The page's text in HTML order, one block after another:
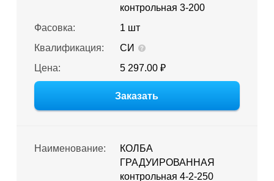
контрольная 3-200
Фасовка:
1 шт
Квалификация:
СИ
Цена:
5 297.00 ₽
Заказать
Наименование:
КОЛБА
ГРАДУИРОВАННАЯ
контрольная 4-2-250